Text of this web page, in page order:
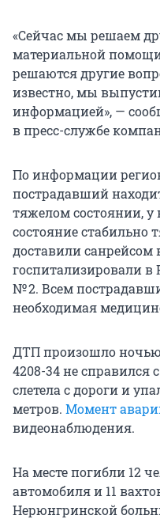
«Сейчас мы решаем
материальной
решаются другие
известно, мы
информацией», —
в пресс-службе
По информации
пострадавший
тяжелом состоянии,
состояние стабильно
доставили санрейсом
госпитализировали
№ 2. Всем
необходимая
ДТП произошло
4208-34 не
слетела с дороги и
метров. Момент
видеонаблюдения.
На месте погибли 12
автомобиля и 11
Нерюнгринской